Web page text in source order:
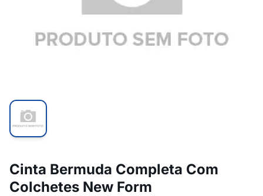
Cinta Bermuda Completa Com
Colchetes New Form